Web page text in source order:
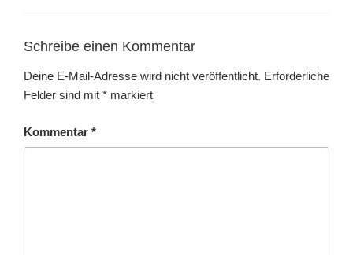
Schreibe einen Kommentar
Deine E-Mail-Adresse wird nicht veröffentlicht. Erforderliche
Felder sind mit * markiert
Kommentar *